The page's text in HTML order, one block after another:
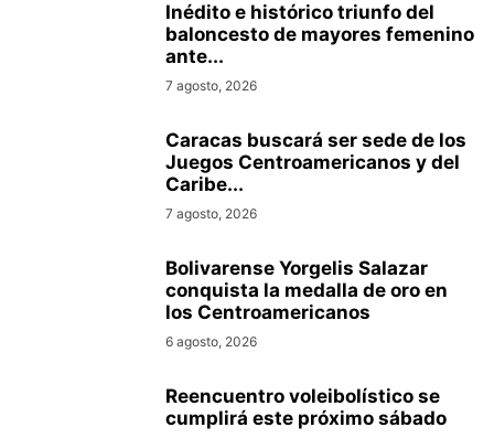
Inédito e histórico triunfo del
baloncesto de mayores femenino
ante...
7 agosto, 2026
Caracas buscará ser sede de los
Juegos Centroamericanos y del
Caribe...
7 agosto, 2026
Bolivarense Yorgelis Salazar
conquista la medalla de oro en
los Centroamericanos
6 agosto, 2026
Reencuentro voleibolístico se
cumplirá este próximo sábado